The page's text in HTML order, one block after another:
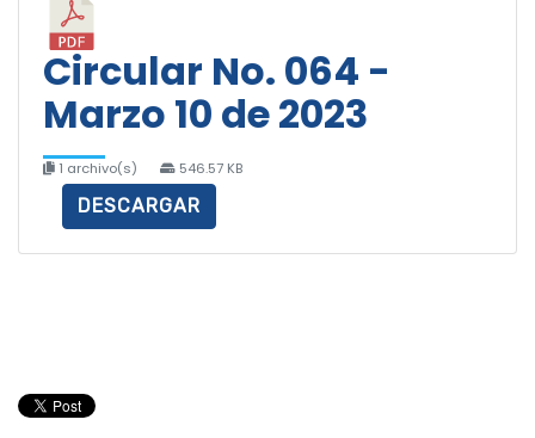
Circular No. 064 -
Marzo 10 de 2023
1 archivo(s) 546.57 KB
DESCARGAR